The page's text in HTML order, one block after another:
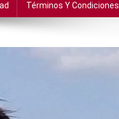
Términos Y Condiciones